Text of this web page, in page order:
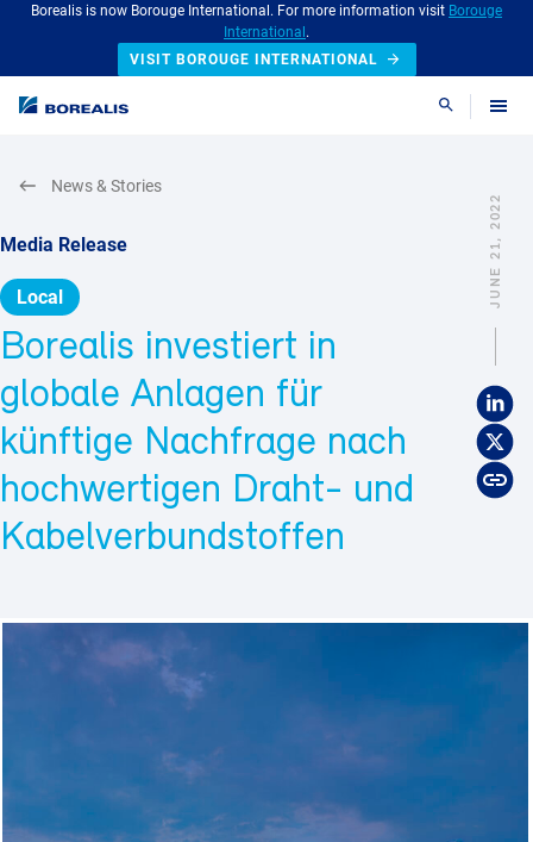
Borealis is now Borouge International. For more information visit Borouge
International .
VISIT BOROUGE INTERNATIONAL
Search
JUNE 21, 2022
Media Release
Local
Borealis investiert in
globale Anlagen für
künftige Nachfrage nach
hochwertigen Draht- und
Kabelverbundstoffen
News & Stories